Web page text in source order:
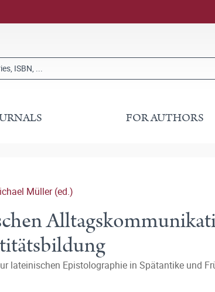
FOR AUTHORS
Müller (ed.)
lateinischen Epistolographie in Spätantike und